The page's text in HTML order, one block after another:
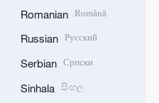
Romanian Română
Russian Русский
Serbian Српски
Sinhala සිංහල